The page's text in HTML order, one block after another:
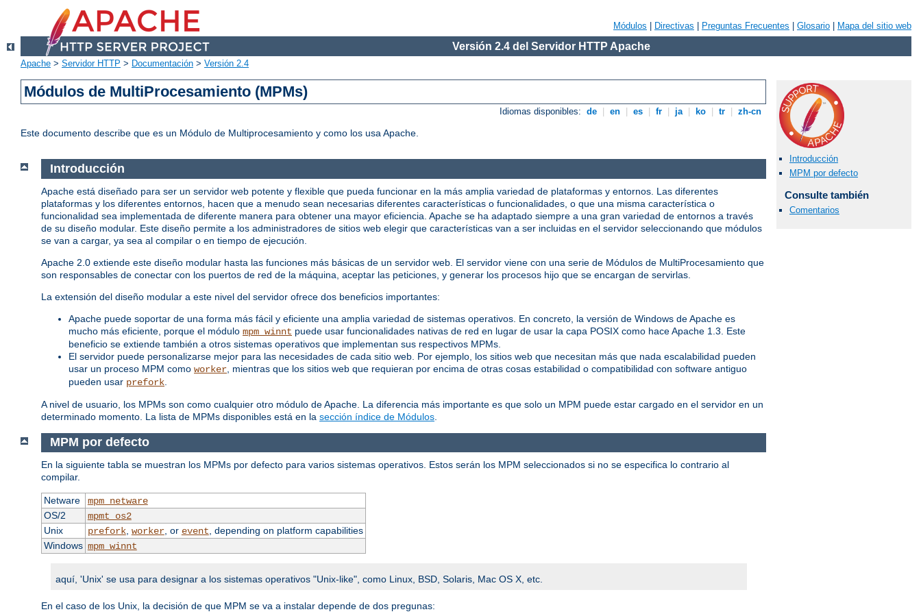
Módulos Directivas Preguntas Frecuentes Glosario Mapa del sitio web
Versión 2.4 del Servidor HTTP Apache
Apache > Servidor HTTP > Documentación > Versión 2.4
Módulos de MultiProcesamiento (MPMs)
Idiomas disponibles: de en es fr ja ko tr zh-cn
Este documento describe que es un Módulo de Multiprocesamiento y como los usa Apache.
Introducción
MPM por defecto
Consulte también
Comentarios
Introducción
Apache está diseñado para ser un servidor web potente y flexible que pueda funcionar en la más amplia variedad de plataformas y entornos. Las diferentes
plataformas y los diferentes entornos, hacen que a menudo sean necesarias diferentes características o funcionalidades, o que una misma característica o
funcionalidad sea implementada de diferente manera para obtener una mayor eficiencia. Apache se ha adaptado siempre a una gran variedad de entornos a través
de su diseño modular. Este diseño permite a los administradores de sitios web elegir que características van a ser incluidas en el servidor seleccionando que módulos
se van a cargar, ya sea al compilar o en tiempo de ejecución.
Apache 2.0 extiende este diseño modular hasta las funciones más básicas de un servidor web. El servidor viene con una serie de Módulos de MultiProcesamiento que
son responsables de conectar con los puertos de red de la máquina, aceptar las peticiones, y generar los procesos hijo que se encargan de servirlas.
La extensión del diseño modular a este nivel del servidor ofrece dos beneficios importantes:
Apache puede soportar de una forma más fácil y eficiente una amplia variedad de sistemas operativos. En concreto, la versión de Windows de Apache es
mucho más eficiente, porque el módulo mpm_winnt puede usar funcionalidades nativas de red en lugar de usar la capa POSIX como hace Apache 1.3. Este
beneficio se extiende también a otros sistemas operativos que implementan sus respectivos MPMs.
El servidor puede personalizarse mejor para las necesidades de cada sitio web. Por ejemplo, los sitios web que necesitan más que nada escalabilidad pueden
usar un proceso MPM como worker , mientras que los sitios web que requieran por encima de otras cosas estabilidad o compatibilidad con software antiguo
pueden usar prefork
A nivel de usuario, los MPMs son como cualquier otro módulo de Apache. La diferencia más importante es que solo un MPM puede estar cargado en el servidor en un
determinado momento. La lista de MPMs disponibles está en la sección índice de Módulos
MPM por defecto
En la siguiente tabla se muestran los MPMs por defecto para varios sistemas operativos. Estos serán los MPM seleccionados si no se especifica lo contrario al
compilar.
Netware
mpm_netware
OS/2
mpmt_os2
Unix
prefork, worker, or event , depending on platform capabilities
Windows mpm_winnt
aquí, 'Unix' se usa para designar a los sistemas operativos "Unix-like", como Linux, BSD, Solaris, Mac OS X, etc.
En el caso de los Unix, la decisión de que MPM se va a instalar depende de dos pregunas: